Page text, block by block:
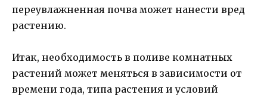
переувлажненная почва может нанести вред
растению.
Итак, необходимость в поливе комнатных
растений может меняться в зависимости от
времени года, типа растения и условий